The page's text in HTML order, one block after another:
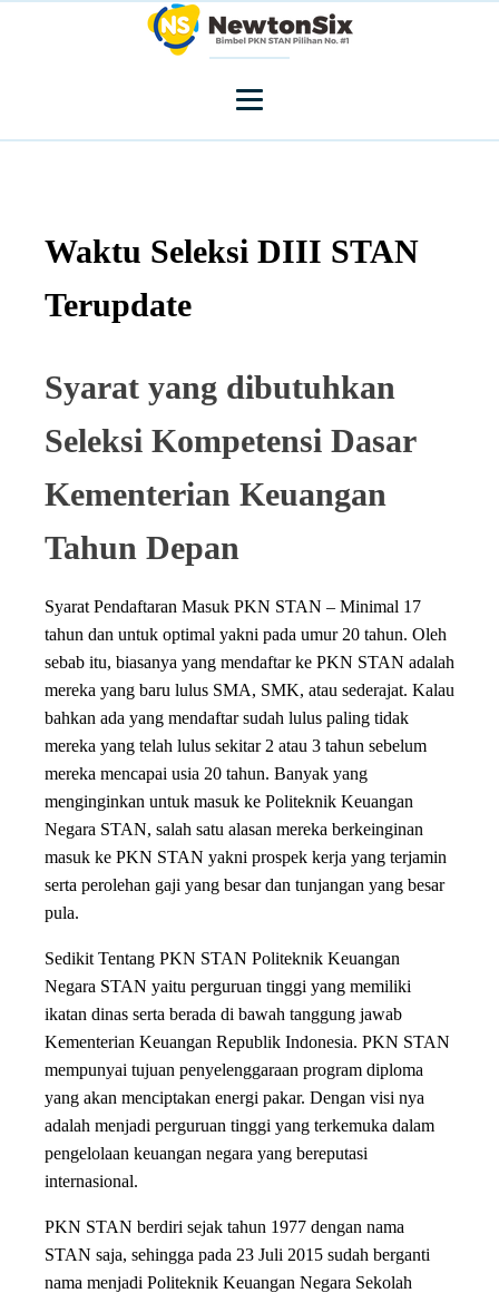
Waktu Seleksi DIII STAN
Terupdate
Syarat yang dibutuhkan
Seleksi Kompetensi Dasar
Kementerian Keuangan
Tahun Depan
Syarat Pendaftaran Masuk PKN STAN – Minimal 17
tahun dan untuk optimal yakni pada umur 20 tahun. Oleh
sebab itu, biasanya yang mendaftar ke PKN STAN adalah
mereka yang baru lulus SMA, SMK, atau sederajat. Kalau
bahkan ada yang mendaftar sudah lulus paling tidak
mereka yang telah lulus sekitar 2 atau 3 tahun sebelum
mereka mencapai usia 20 tahun. Banyak yang
menginginkan untuk masuk ke Politeknik Keuangan
Negara STAN, salah satu alasan mereka berkeinginan
masuk ke PKN STAN yakni prospek kerja yang terjamin
serta perolehan gaji yang besar dan tunjangan yang besar
pula.
Sedikit Tentang PKN STAN Politeknik Keuangan
Negara STAN yaitu perguruan tinggi yang memiliki
ikatan dinas serta berada di bawah tanggung jawab
Kementerian Keuangan Republik Indonesia. PKN STAN
mempunyai tujuan penyelenggaraan program diploma
yang akan menciptakan energi pakar. Dengan visi nya
adalah menjadi perguruan tinggi yang terkemuka dalam
pengelolaan keuangan negara yang bereputasi
internasional.
PKN STAN berdiri sejak tahun 1977 dengan nama
STAN saja, sehingga pada 23 Juli 2015 sudah berganti
nama menjadi Politeknik Keuangan Negara Sekolah